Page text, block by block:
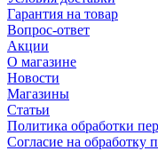
Гарантия на товар
Вопрос-ответ
Акции
О магазине
Новости
Магазины
Статьи
Политика обработки
Согласие на обработку